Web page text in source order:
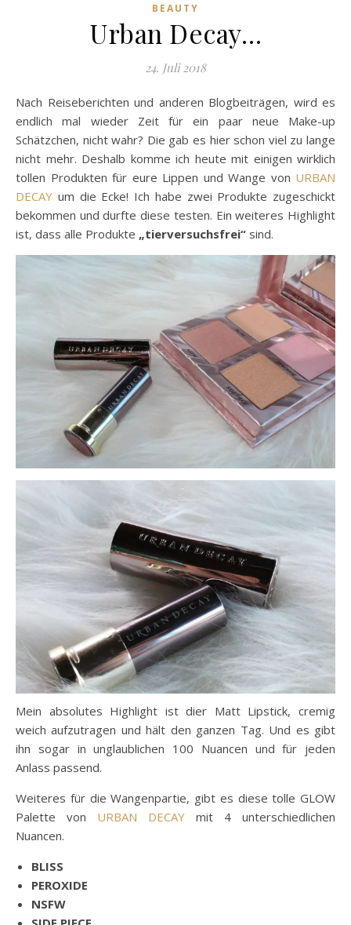
BEAUTY
Urban Decay…
24. Juli 2018
Nach Reiseberichten und anderen Blogbeiträgen, wird es
endlich mal wieder Zeit für ein paar neue Make-up
Schätzchen, nicht wahr? Die gab es hier schon viel zu lange
nicht mehr. Deshalb komme ich heute mit einigen wirklich
tollen Produkten für eure Lippen und Wange von URBAN
DECAY um die Ecke! Ich habe zwei Produkte zugeschickt
bekommen und durfte diese testen. Ein weiteres Highlight
ist, dass alle Produkte „tierversuchsfrei“ sind.
Mein absolutes Highlight ist dier Matt Lipstick, cremig
weich aufzutragen und hält den ganzen Tag. Und es gibt
ihn sogar in unglaublichen 100 Nuancen und für jeden
Anlass passend.
Weiteres für die Wangenpartie, gibt es diese tolle GLOW
Palette von URBAN DECAY mit 4 unterschiedlichen
Nuancen.
BLISS
PEROXIDE
NSFW